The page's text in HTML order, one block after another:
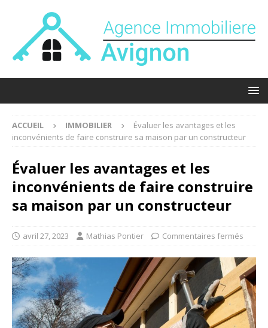
ACCUEIL IMMOBILIER
Évaluer les avantages et les
inconvénients de faire construire sa maison par un constructeur
Évaluer les avantages et les
inconvénients de faire construire
sa maison par un constructeur
avril 27, 2023 Mathias Pontier Commentaires fermés